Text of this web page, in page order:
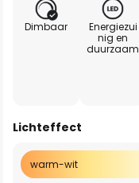
Dimbaar
Energiezui
nig en
duurzaam
Lichteffect
warm-wit